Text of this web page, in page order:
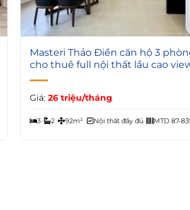
5
Masteri Thảo Điền căn hộ 3
cho thuê full nội thất lầu cao
Giá: 26 triệu/tháng
3 2 92m² Nội thất đầy đủ MTD 87-